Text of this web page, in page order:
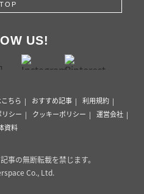
TOP
US!
ちら おすすめ記事
利用規約
シー クッキーポリシー
運営会社
資料
事の無断転載を禁じます。
Co., Ltd.